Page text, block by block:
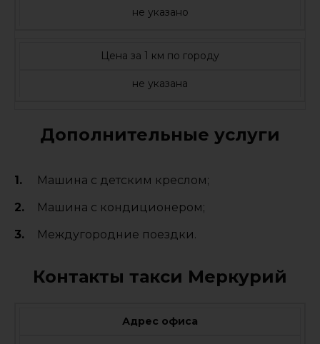
не указано
Цена за 1 км по городу
не указана
Дополнительные услуги
Машина с детским креслом;
Машина с кондиционером;
Междугородние поездки.
Контакты такси Меркурий
Адрес офиса